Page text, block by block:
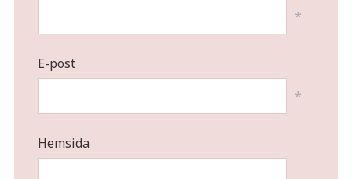
*
E-post
*
Hemsida